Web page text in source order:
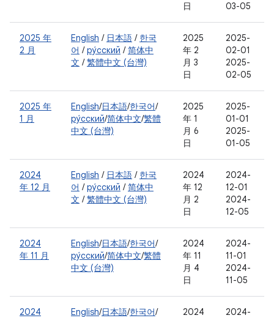
日
03-05
2025 年
2 月
English / 日本語 / 한국
어 /ру́сский /简体中
文 /繁體中文 (台灣)
2025
年 2
月 3
日
2025-
02-01
2025-
02-05
2025 年
1 月
English/日本語/한국어/
ру́сский/简体中文/繁體
中文 (台灣)
2025
年 1
月 6
日
2025-
01-01
2025-
01-05
2024
年 12 月
English / 日本語 / 한국
어 /ру́сский /简体中
文 /繁體中文 (台灣)
2024
年 12
月 2
日
2024-
12-01
2024-
12-05
2024
年 11 月
English/日本語/한국어/
ру́сский/简体中文/繁體
中文 (台灣)
2024
年 11
月 4
日
2024-
11-01
2024-
11-05
2024
English/日本語/한국어/
2024
2024-